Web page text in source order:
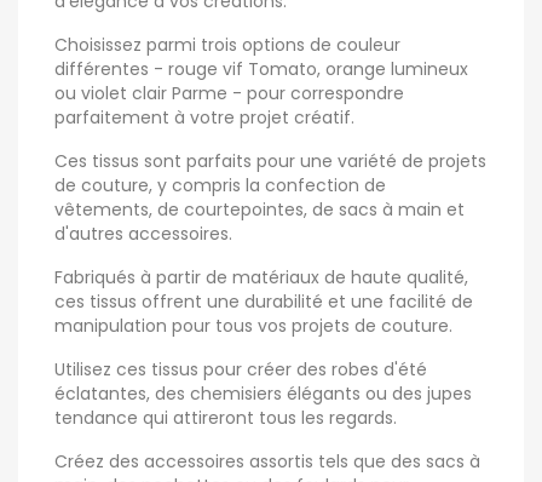
Choisissez parmi trois options de couleur
différentes - rouge vif Tomato, orange lumineux
ou violet clair Parme - pour correspondre
parfaitement à votre projet créatif.
Ces tissus sont parfaits pour une variété de projets
de couture, y compris la confection de
vêtements, de courtepointes, de sacs à main et
d'autres accessoires.
Fabriqués à partir de matériaux de haute qualité,
ces tissus offrent une durabilité et une facilité de
manipulation pour tous vos projets de couture.
Utilisez ces tissus pour créer des robes d'été
éclatantes, des chemisiers élégants ou des jupes
tendance qui attireront tous les regards.
Créez des accessoires assortis tels que des sacs à